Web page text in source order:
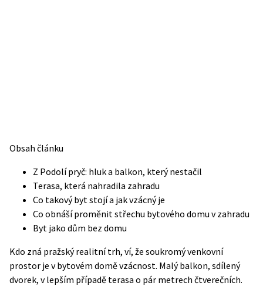
Obsah článku
Z Podolí pryč: hluk a balkon, který nestačil
Terasa, která nahradila zahradu
Co takový byt stojí a jak vzácný je
Co obnáší proměnit střechu bytového domu v zahradu
Byt jako dům bez domu
Kdo zná pražský realitní trh, ví, že soukromý venkovní
prostor je v bytovém domě vzácnost. Malý balkon, sdílený
dvorek, v lepším případě terasa o pár metrech čtverečních.